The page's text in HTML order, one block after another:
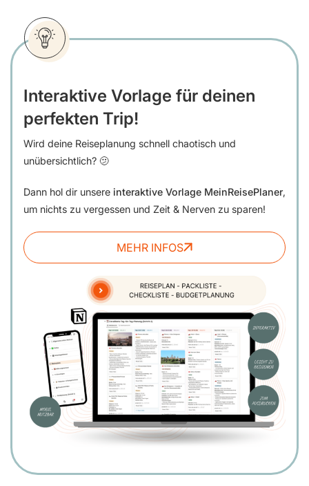
Interaktive Vorlage für deinen
perfekten Trip!
Wird deine Reiseplanung schnell chaotisch und
unübersichtlich? 🫤
Dann hol dir unsere interaktive Vorlage MeinReisePlaner,
um nichts zu vergessen und Zeit & Nerven zu sparen!
MEHR INFOS